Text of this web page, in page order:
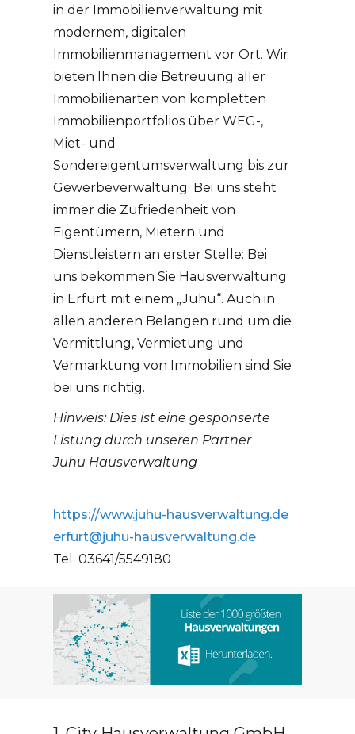
in der Immobilienverwaltung mit
modernem, digitalen
Immobilienmanagement vor Ort. Wir
bieten Ihnen die Betreuung aller
Immobilienarten von kompletten
Immobilienportfolios über WEG-,
Miet- und
Sondereigentumsverwaltung bis zur
Gewerbeverwaltung. Bei uns steht
immer die Zufriedenheit von
Eigentümern, Mietern und
Dienstleistern an erster Stelle: Bei
uns bekommen Sie Hausverwaltung
in Erfurt mit einem „Juhu“. Auch in
allen anderen Belangen rund um die
Vermittlung, Vermietung und
Vermarktung von Immobilien sind Sie
bei uns richtig.
Hinweis: Dies ist eine gesponserte
Listung durch unseren Partner
Juhu Hausverwaltung
https://www.juhu-hausverwaltung.de
erfurt@juhu-hausverwaltung.de
Tel: 03641/5549180